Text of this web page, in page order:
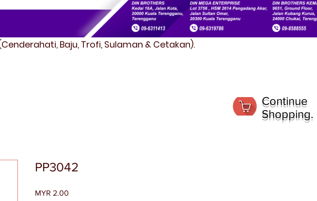
Baju, Trofi, Sulaman & Cetakan).
PP3042
MYR 2.00
Continue
Shopping.